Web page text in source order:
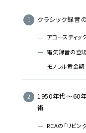
クラシック録
アコースティッ
電気録音の登
モノラル黄金
1950年代〜60
術
RCAの「リビン